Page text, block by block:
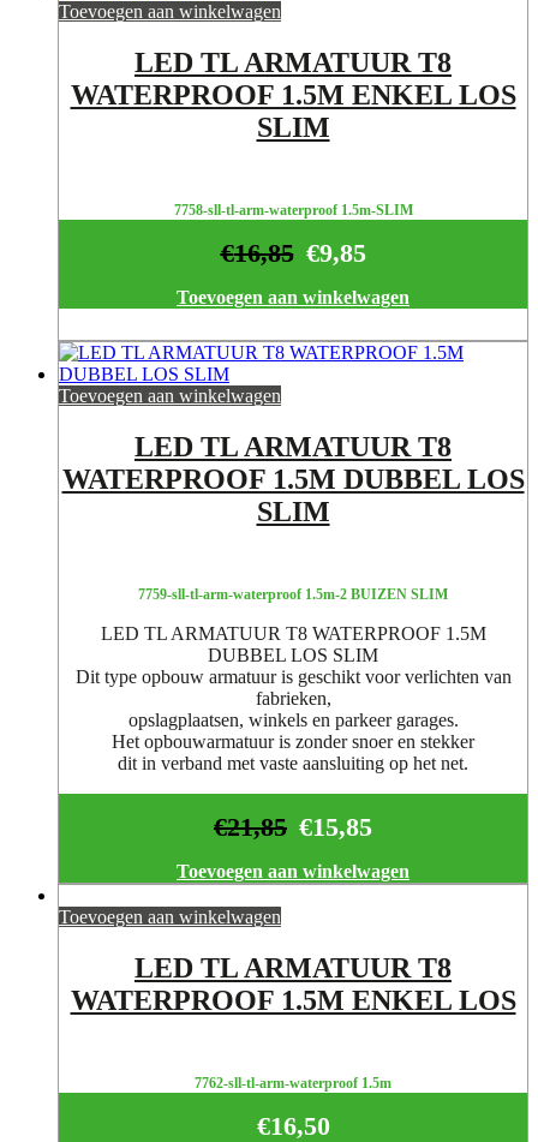
Toevoegen aan winkelwagen
LED TL ARMATUUR T8
WATERPROOF 1.5M ENKEL LOS
SLIM
7758-sll-tl-arm-waterproof 1.5m-SLIM
€9,85
€16,85
Toevoegen aan winkelwagen
Toevoegen aan winkelwagen
LED TL ARMATUUR T8
WATERPROOF 1.5M DUBBEL LOS
SLIM
7759-sll-tl-arm-waterproof 1.5m-2 BUIZEN SLIM
LED TL ARMATUUR T8 WATERPROOF 1.5M
DUBBEL LOS SLIM
Dit type opbouw armatuur is geschikt voor verlichten van
fabrieken,
opslagplaatsen, winkels en parkeer garages.
Het opbouwarmatuur is zonder snoer en stekker
dit in verband met vaste aansluiting op het net.
€15,85
€21,85
Toevoegen aan winkelwagen
Toevoegen aan winkelwagen
LED TL ARMATUUR T8
WATERPROOF 1.5M ENKEL LOS
7762-sll-tl-arm-waterproof 1.5m
€16,50